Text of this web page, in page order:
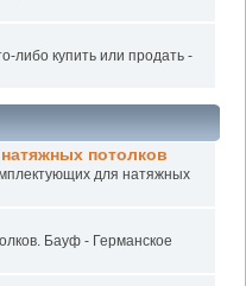
либо купить или продать -
потолков
для натяжных
Бауф - Германское